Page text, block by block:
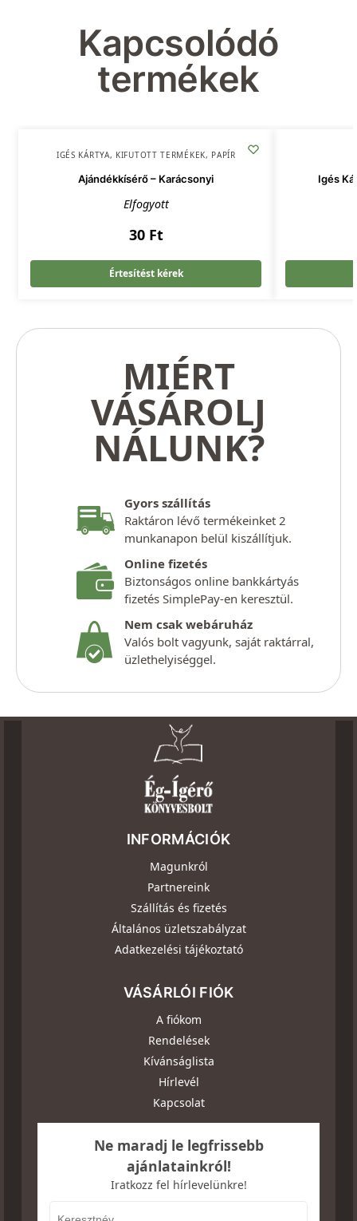
Kapcsolódó
termékek
IGÉS KÁRTYA, KIFUTOTT TERMÉKEK, PAPÍR
Ajándékkísérő – Karácsonyi
Elfogyott
30 Ft
Értesítést kérek
Igés
MIÉRT
VÁSÁROLJ
NÁLUNK?
Gyors szállítás
Raktáron lévő termékeinket 2
munkanapon belül kiszállítjuk.
Online fizetés
Biztonságos online bankkártyás
fizetés SimplePay-en keresztül.
Nem csak webáruház
Valós bolt vagyunk, saját raktárral,
üzlethelyiséggel.
INFORMÁCIÓK
Magunkról
Partnereink
Szállítás és fizetés
Általános üzletszabályzat
Adatkezelési tájékoztató
VÁSÁRLÓI FIÓK
A fiókom
Rendelések
Kívánságlista
Hírlevél
Kapcsolat
Ne maradj le legfrissebb
ajánlatainkról!
Iratkozz fel hírlevelünkre!